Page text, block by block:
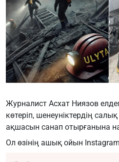
Журналист Асхат Ниязов
көтеріп, шенеуніктердің
ақшасын санап отырғанына
Ол өзінің ашық ойын Instagram